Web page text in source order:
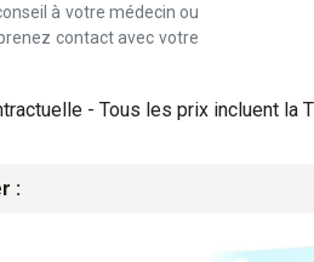
à votre médecin ou
contact avec votre
- Tous les prix incluent la
: